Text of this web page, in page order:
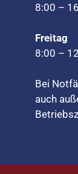
8:00 – 16
Freitag
8:00 – 12
Bei
auch